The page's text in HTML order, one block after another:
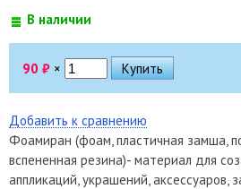
В наличии
90 ₽ ×
Добавить к сравнению
Фоамиран (фоам, пластичная замша,
вспененная резина)- материал для
аппликаций, украшений, аксессуаров,